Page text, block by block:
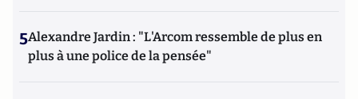
5Alexandre Jardin : "L'Arcom ressemble de plus en
plus à une police de la pensée"